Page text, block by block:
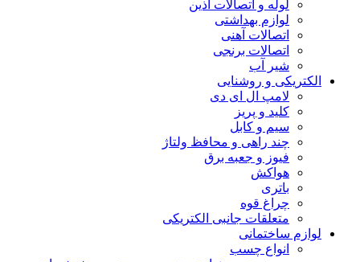
لوله و اتصالات آذین
لوازم بهداشتی
اتصالات آهنی
اتصالات برنجی
شیر آب
الکتریکی و روشنایی
لامپ ال ای دی
کلید و پریز
سیم و کابل
چند راهی و محافظ ولتاژ
فیوز و جعبه برق
هواکش
باتری
چراغ قوه
متعلقات جانبی الکتریکی
لوازم ساختمانی
انواع چسب